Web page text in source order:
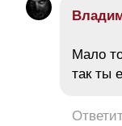
Мало
так ты